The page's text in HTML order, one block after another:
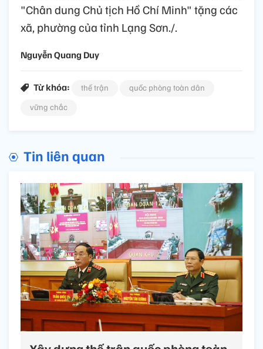
"Chân dung Chủ tịch Hồ Chí Minh" tặng các
xã, phường của tỉnh Lạng Sơn./.
Nguyễn Quang Duy
Từ khóa: thế trận
quốc phòng toàn dân
vững chắc
Tin liên quan